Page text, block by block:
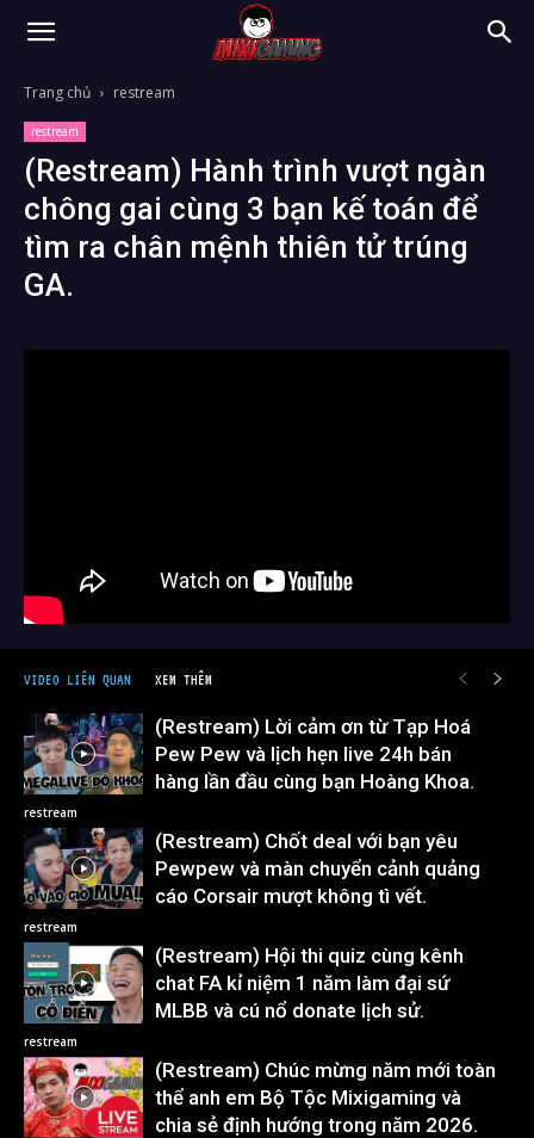
Trang chủ restream
restream
(Restream) Hành trình vượt ngàn
chông gai cùng 3 bạn kế toán để
tìm ra chân mệnh thiên tử trúng
GA.
VIDEO LIÊN QUAN XEM THÊM
restream
(Restream) Lời cảm ơn từ Tạp Hoá
Pew Pew và lịch hẹn live 24h bán
hàng lần đầu cùng bạn Hoàng Khoa.
restream
(Restream) Chốt deal với bạn yêu
Pewpew và màn chuyển cảnh quảng
cáo Corsair mượt không tì vết.
restream
(Restream) Hội thi quiz cùng kênh
chat FA kỉ niệm 1 năm làm đại sứ
MLBB và cú nổ donate lịch sử.
(Restream) Chúc mừng năm mới toàn
thể anh em Bộ Tộc Mixigaming và
chia sẻ định hướng trong năm 2026.